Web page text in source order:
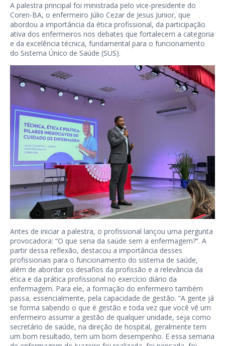
A palestra principal foi ministrada pelo vice-presidente do
Coren-BA, o enfermeiro Júlio Cezar de Jesus Junior, que
abordou a importância da ética profissional, da participação
ativa dos enfermeiros nos debates que fortalecem a categoria
e da excelência técnica, fundamental para o funcionamento
do Sistema Único de Saúde (SUS).
Antes de iniciar a palestra, o profissional lançou uma pergunta
provocadora: “O que seria da saúde sem a enfermagem?”. A
partir dessa reflexão, destacou a importância desses
profissionais para o funcionamento do sistema de saúde,
além de abordar os desafios da profissão e a relevância da
ética e da prática profissional no exercício diário da
enfermagem. Para ele, a formação do enfermeiro também
passa, essencialmente, pela capacidade de gestão. “A gente já
se forma sabendo o que é gestão e toda vez que você vê um
enfermeiro assumir a gestão de qualquer unidade, seja como
secretário de saúde, na direção de hospital, geralmente tem
um bom resultado, tem um bom desempenho. E essa semana